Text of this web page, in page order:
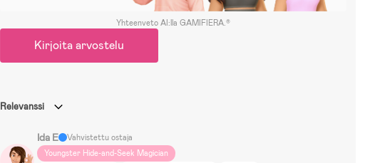
Yhteenveto AI:lla GAMIFIERA.®
Kirjoita arvostelu
Relevanssi
Ida E
Vahvistettu ostaja
Youngster Hide-and-Seek Magician